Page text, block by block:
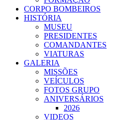
CORPO BOMBEIROS
HISTÓRIA
MUSEU
PRESIDENTES
COMANDANTES
VIATURAS
GALERIA
MISSÕES
VEÍCULOS
FOTOS GRUPO
ANIVERSÁRIOS
2026
VIDEOS